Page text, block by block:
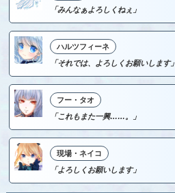
「みんなぁよろしくねぇ」
ハルツフィーネ
「それでは、よろしくお願いします」
フー・タオ
「これもまた一興……。」
現場・ネイコ
「よろしくお願いします」